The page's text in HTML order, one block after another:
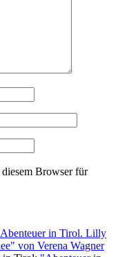
Browser für